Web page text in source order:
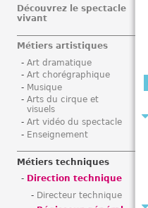
Découvrez le spectacle
vivant
Métiers artistiques
Art dramatique
Art chorégraphique
Musique
Arts du cirque et
visuels
Art vidéo du spectacle
Enseignement
Métiers techniques
Direction technique
Directeur technique